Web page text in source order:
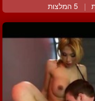
| 5 המלצות